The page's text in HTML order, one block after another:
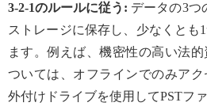
3-2-1のルールに従う: データの3つ
ストレージに保存し、少なくとも
ます。例えば、機密性の高い法
ついては、オフラインでのみア
外付けドライブを使用してPSTフ